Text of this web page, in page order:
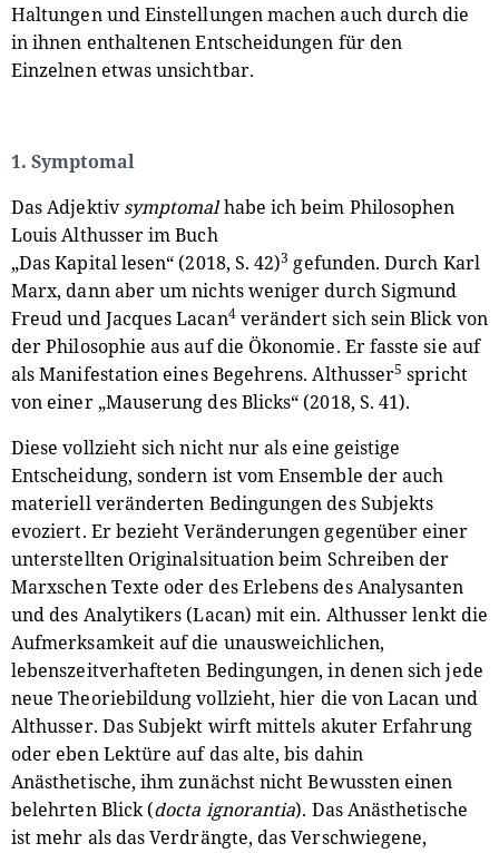
Haltungen und Einstellungen machen auch durch die
in ihnen enthaltenen Entscheidungen für den
Einzelnen etwas unsichtbar.
1. Symptomal
Das Adjektivsymptomalhabe ich beim Philosophen
Louis Althusser im Buch
„Das Kapital lesen“ (2018, S. 42)3 gefunden. Durch Karl
Marx, dann aber um nichts weniger durch Sigmund
Freud und Jacques Lacan4verändert sich sein Blick von
der Philosophie aus auf die Ökonomie. Er fasste sie auf
als Manifestation eines Begehrens. Althusser5 spricht
von einer „Mauserung des Blicks“ (2018, S. 41).
Diese vollzieht sich nicht nur als eine geistige
Entscheidung, sondern ist vom Ensemble der auch
materiell veränderten Bedingungen des Subjekts
evoziert. Er bezieht Veränderungen gegenüber einer
unterstellten Originalsituation beim Schreiben der
Marxschen Texte oder des Erlebens des Analysanten
und des Analytikers (Lacan) mit ein. Althusser lenkt die
Aufmerksamkeit auf die unausweichlichen,
lebenszeitverhafteten Bedingungen, in denen sich jede
neue Theoriebildung vollzieht, hier die von Lacan und
Althusser. Das Subjekt wirft mittels akuter Erfahrung
oder eben Lektüre auf das alte, bis dahin
Anästhetische, ihm zunächst nicht Bewussten einen
belehrten Blick (docta ignorantia). Das Anästhetische
ist mehr als das Verdrängte, das Verschwiegene,